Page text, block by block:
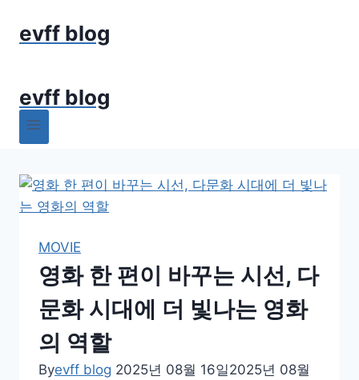
evff blog
evff blog
MOVIE
영화 한 편이 바꾸는 시선, 다
문화 시대에 더 빛나는 영화
의 역할
Byevff blog 2025년 08월 16일2025년 08월